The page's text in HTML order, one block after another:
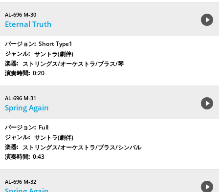
AL-696 M-30
Eternal Truth
Short Type1
サントラ(劇伴)
ストリングス/オーケストラ/ブラス/琴
0:20
AL-696 M-31
Spring Again
Full
サントラ(劇伴)
ストリングス/オーケストラ/ブラス/シンバル
0:43
AL-696 M-32